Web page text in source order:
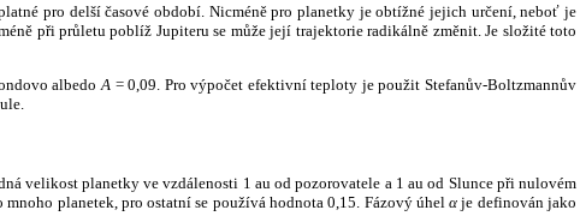
pro delší časové období. Nicméně pro planetky je obtížné jejich určení, neboť je
při průletu poblíž Jupiteru se může její trajektorie radikálně změnit. Je složité toto
albedo A = 0,09. Pro výpočet efektivní teploty je použit Stefanův-Boltzmannův
velikost planetky ve vzdálenosti 1 au od pozorovatele a 1 au od Slunce při nulovém
mnoho planetek, pro ostatní se používá hodnota 0,15. Fázový úhelα je definován jako